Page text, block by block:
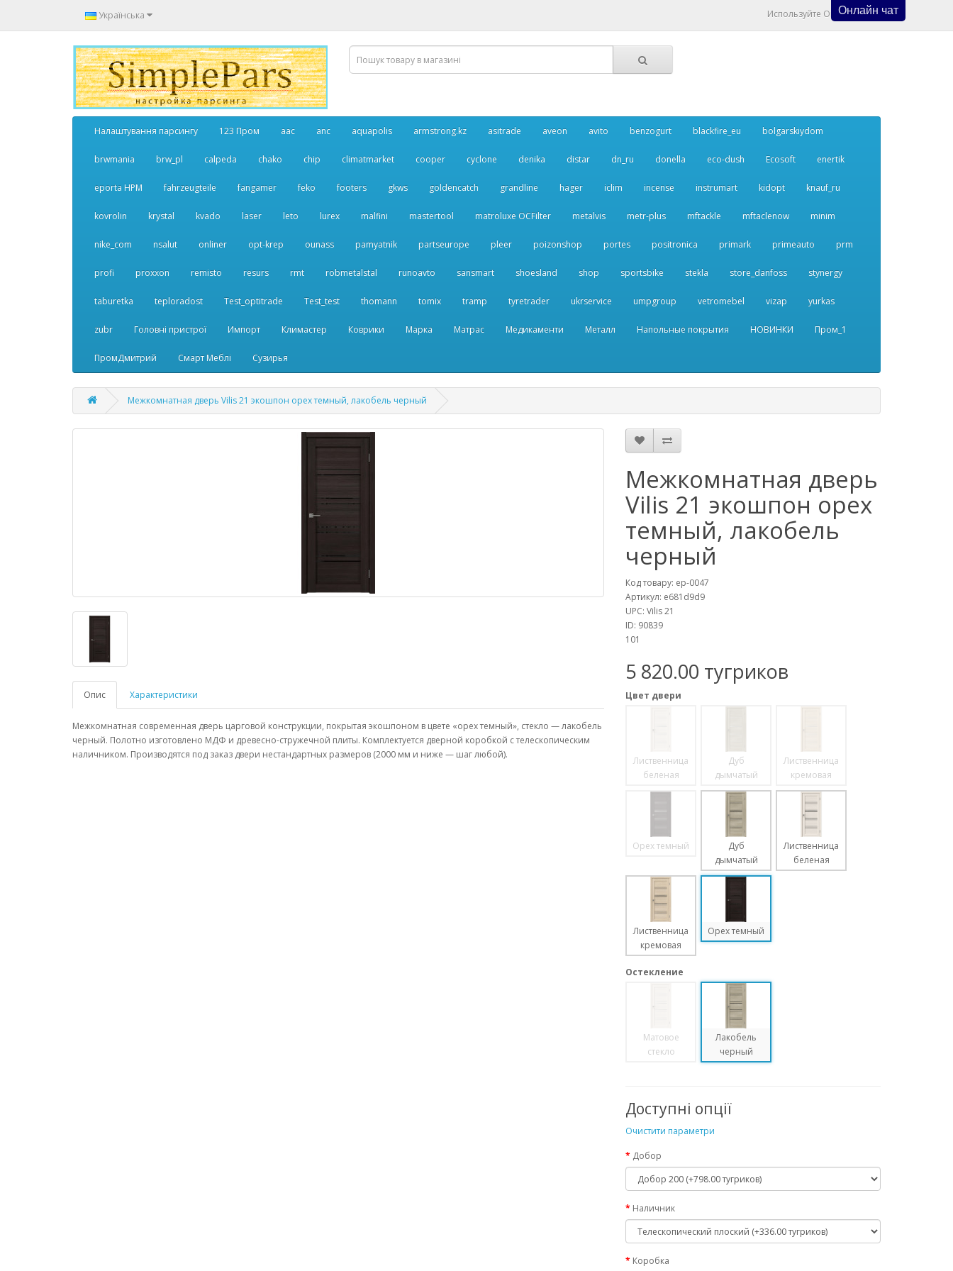
Українська Используйте Онлайн Чат
Налаштування парсингу 123 Пром aac anc aquapolis armstrong.kz asitrade aveon avito benzogurt blackfire_eu bolgarskiydom
brwmania brw_pl calpeda chako chip climatmarket cooper cyclone denika distar dn_ru donella eco-dush Ecosoft enertik
eporta НРМ fahrzeugteile fangamer feko footers gkws goldencatch grandline hager iclim incense instrumart kidopt knauf_ru
kovrolin krystal kvado laser leto lurex malfini mastertool matroluxe OCFilter metalvis metr-plus mftackle mftaclenow minim
nike_com nsalut onliner opt-krep ounass pamyatnik partseurope pleer poizonshop portes positronica primark primeauto prm
profi proxxon remisto resurs rmt robmetalstal runoavto sansmart shoesland shop sportsbike stekla store_danfoss stynergy
taburetka teploradost Test_optitrade Test_test thomann tomix tramp tyretrader ukrservice umpgroup vetromebel vizap yurkas
zubr Головні пристрої Импорт Климастер Коврики Марка Матрас Медикаменти Металл Напольные покрытия НОВИНКИ Пром_1
ПромДмитрий Смарт Меблі Сузирья
Межкомнатная дверь Vilis 21 экошпон орех темный, лакобель черный
Опис Характеристики
Межкомнатная современная дверь царговой конструкции, покрытая экошпоном в цвете «орех темный», стекло — лакобель
черный. Полотно изготовлено МДФ и древесно-стружечной плиты. Комплектуется дверной коробкой с телескопическим
наличником. Производятся под заказ двери нестандартных размеров (2000 мм и ниже — шаг любой).
Межкомнатная дверь
Vilis 21 экошпон орех
темный, лакобель
черный
Код товару: ep-0047
Артикул: e681d9d9
UPC: Vilis 21
ID: 90839
101
5 820.00 тугриков
Цвет двери
Лиственница
беленая
Дуб
дымчатый
Лиственница
кремовая
Орех темный
Дуб
дымчатый
Лиственница
беленая
Лиственница
кремовая
Орех темный
Остекление
Матовое
стекло
Лакобель
черный
Доступні опції
Очистити параметри
Добор
Наличник
Коробка
Онлайн чат